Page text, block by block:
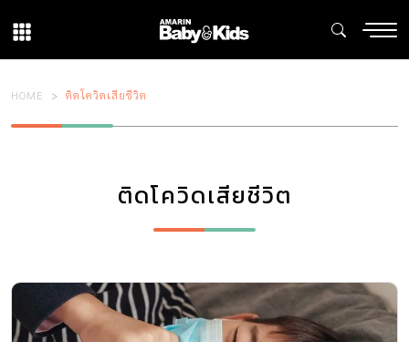
HOME ติดโควิดเสียชีวิต
ติดโควิดเสียชีวิต